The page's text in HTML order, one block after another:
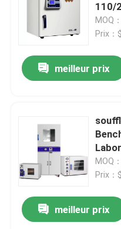
110/
MOQ
Prix
meilleur prix
MOQ
Prix
meilleur prix